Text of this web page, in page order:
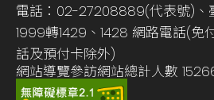
電話：02-27208889(代表號)、
1999轉1429、1428 網路電話(免
話及預付卡除外)
網站導覽參訪網站總計人數